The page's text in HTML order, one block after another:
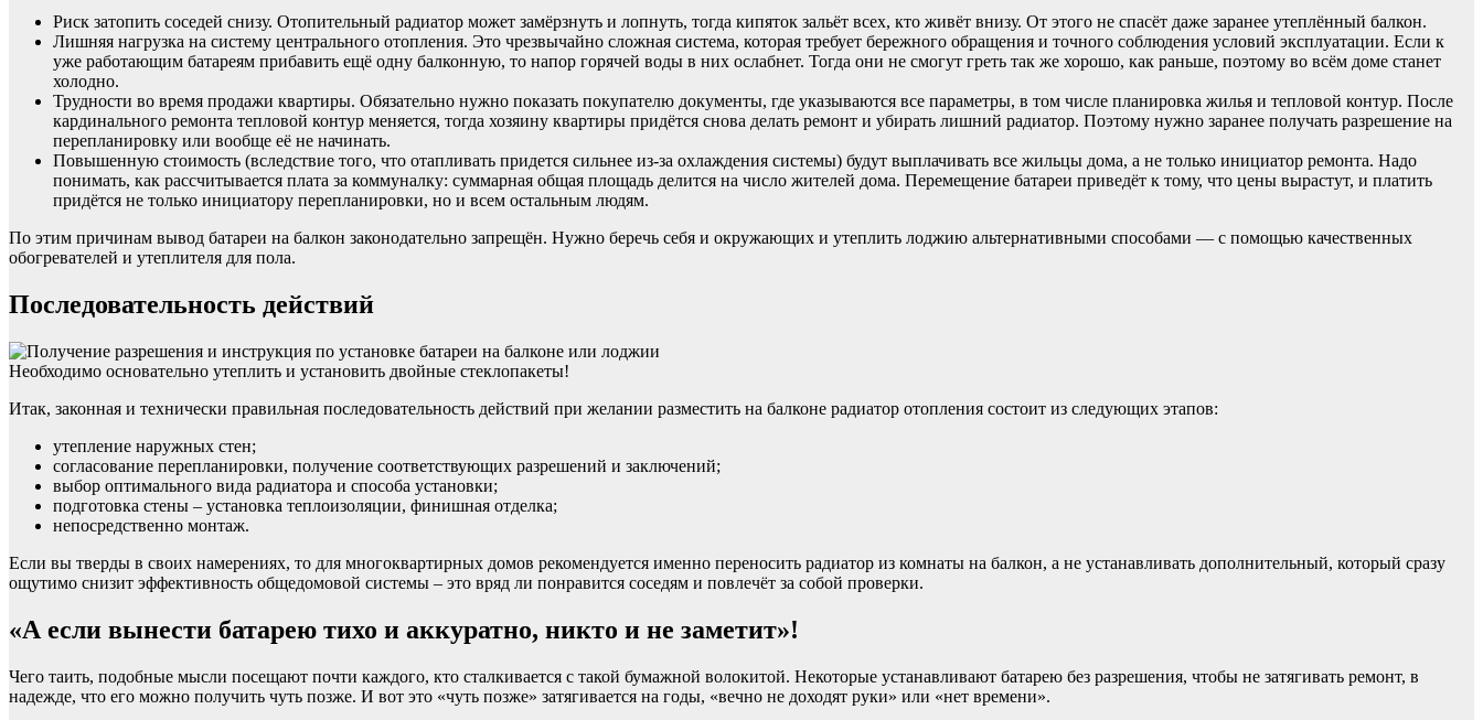
Риск затопить соседей снизу. Отопительный радиатор может замёрзнуть и лопнуть, тогда кипяток зальёт всех, кто живёт внизу. От этого не спасёт даже заранее утеплённый балкон.
Лишняя нагрузка на систему центрального отопления. Это чрезвычайно сложная система, которая требует бережного обращения и точного соблюдения условий эксплуатации. Если к
уже работающим батареям прибавить ещё одну балконную, то напор горячей воды в них ослабнет. Тогда они не смогут греть так же хорошо, как раньше, поэтому во всём доме станет
холодно.
Трудности во время продажи квартиры. Обязательно нужно показать покупателю документы, где указываются все параметры, в том числе планировка жилья и тепловой контур. После
кардинального ремонта тепловой контур меняется, тогда хозяину квартиры придётся снова делать ремонт и убирать лишний радиатор. Поэтому нужно заранее получать разрешение на
перепланировку или вообще её не начинать.
Повышенную стоимость (вследствие того, что отапливать придется сильнее из-за охлаждения системы) будут выплачивать все жильцы дома, а не только инициатор ремонта. Надо
понимать, как рассчитывается плата за коммуналку: суммарная общая площадь делится на число жителей дома. Перемещение батареи приведёт к тому, что цены вырастут, и платить
придётся не только инициатору перепланировки, но и всем остальным людям.
По этим причинам вывод батареи на балкон законодательно запрещён. Нужно беречь себя и окружающих и утеплить лоджию альтернативными способами — с помощью качественных
обогревателей и утеплителя для пола.
Последовательность действий
Необходимо основательно утеплить и установить двойные стеклопакеты!
Итак, законная и технически правильная последовательность действий при желании разместить на балконе радиатор отопления состоит из следующих этапов:
утепление наружных стен;
согласование перепланировки, получение соответствующих разрешений и заключений;
выбор оптимального вида радиатора и способа установки;
подготовка стены – установка теплоизоляции, финишная отделка;
непосредственно монтаж.
Если вы тверды в своих намерениях, то для многоквартирных домов рекомендуется именно переносить радиатор из комнаты на балкон, а не устанавливать дополнительный, который сразу
ощутимо снизит эффективность общедомовой системы – это вряд ли понравится соседям и повлечёт за собой проверки.
«А если вынести батарею тихо и аккуратно, никто и не заметит»!
Чего таить, подобные мысли посещают почти каждого, кто сталкивается с такой бумажной волокитой. Некоторые устанавливают батарею без разрешения, чтобы не затягивать ремонт, в
надежде, что его можно получить чуть позже. И вот это «чуть позже» затягивается на годы, «вечно не доходят руки» или «нет времени».